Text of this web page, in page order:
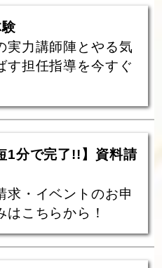
実力講師陣とやる気
す担任指導を今すぐ
1分で完了!!】資料請
求・イベントのお申
はこちらから！